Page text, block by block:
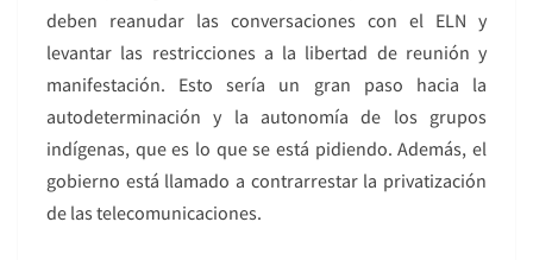
deben reanudar las conversaciones con el ELN y
levantar las restricciones a la libertad de reunión y
manifestación. Esto sería un gran paso hacia la
autodeterminación y la autonomía de los grupos
indígenas, que es lo que se está pidiendo. Además, el
gobierno está llamado a contrarrestar la privatización
de las telecomunicaciones.